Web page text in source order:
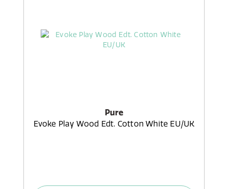
Pure
Evoke Play Wood Edt. Cotton White EU/UK